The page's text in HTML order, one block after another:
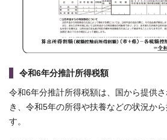
令和6年分推計所得税額
令和6年分推計所得税額は、国から提供
き、令和5年の所得や扶養などの状況か
す。